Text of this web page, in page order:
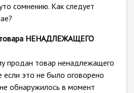
сомнению. Как следует
товара НЕНАДЛЕЖАЩЕГО
продан товар ненадлежащего
если это не было оговорено
обнаружилось в момент